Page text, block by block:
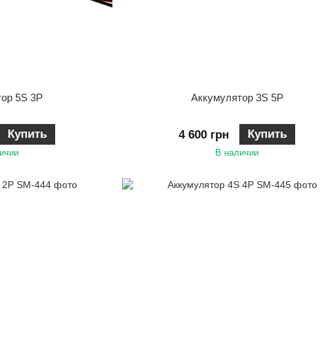
5S 3P
Купить
Аккумулятор 3S 5P
4 600 грн Купить
В наличии